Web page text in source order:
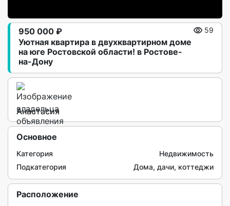
Уютная квартира в двухквартирном доме
на юге Ростовской области! в Ростове-
на-Дону
950 000 ₽ 59
Анастасия
Основное
Категория
Недвижимость
Подкатегория
Дома, дачи, коттеджи
Расположение